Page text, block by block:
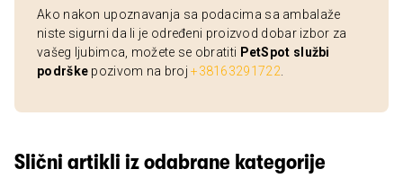
Ako nakon upoznavanja sa podacima sa ambalaže
niste sigurni da li je određeni proizvod dobar izbor za
vašeg ljubimca, možete se obratiti PetSpot službi
podrške pozivom na broj+38163291722
Slični artikli iz odabrane kategorije